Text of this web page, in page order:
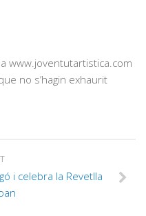
www.joventutartistica.com
no s’hagin exhaurit
i celebra la Revetlla